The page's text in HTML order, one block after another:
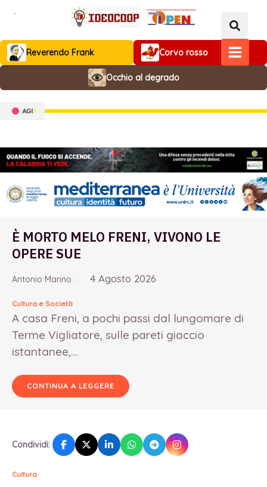
MAIN
Reverendo Frank Corvo rosso
Occhio al degrado
È MORTO MELO FRENI, VIVONO LE
OPERE SUE
Antonio Marino 4 Agosto 2026
Cultura e Società
A casa Freni, a pochi passi dal lungomare di
Terme Vigliatore, sulle pareti giaccio
istantanee,...
CONTINUA A LEGGERE
Condividi:
Cultura